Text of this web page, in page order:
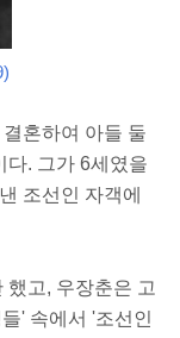
혼하여 아들 둘
다. 그가 6세였을
조선인 자객에
했고, 우장춘은 고
' 속에서 '조선인